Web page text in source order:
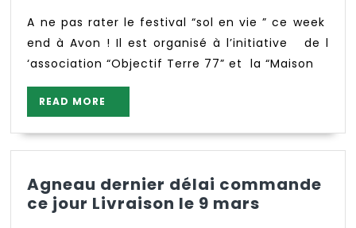
Avon
le
2,
octobre
A ne pas rater le festival “sol en vie ” ce week
end à Avon ! Il est organisé à l’initiative de l
‘association “Objectif Terre 77” et la “Maison
READ MORE
MORE
Agneau dernier délai commande
ce jour Livraison le 9 mars